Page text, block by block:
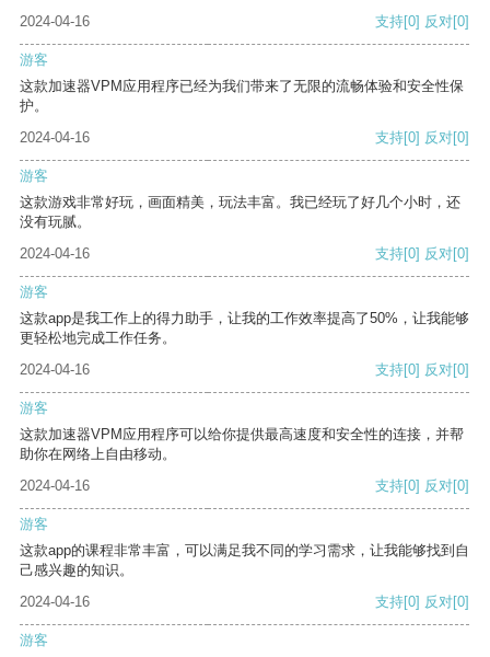
2024-04-16 支持[0] 反对[0]
游客
这款加速器VPM应用程序已经为我们带来了无限的流畅体验和安全性保
护。
2024-04-16
支持[0] 反对[0]
游客
这款游戏非常好玩，画面精美，玩法丰富。我已经玩了好几个小时，还
没有玩腻。
2024-04-16
支持[0] 反对[0]
游客
这款app是我工作上的得力助手，让我的工作效率提高了50%，让我能够
更轻松地完成工作任务。
2024-04-16
支持[0] 反对[0]
游客
这款加速器VPM应用程序可以给你提供最高速度和安全性的连接，并帮
助你在网络上自由移动。
2024-04-16
支持[0] 反对[0]
游客
这款app的课程非常丰富，可以满足我不同的学习需求，让我能够找到自
己感兴趣的知识。
2024-04-16
支持[0] 反对[0]
游客